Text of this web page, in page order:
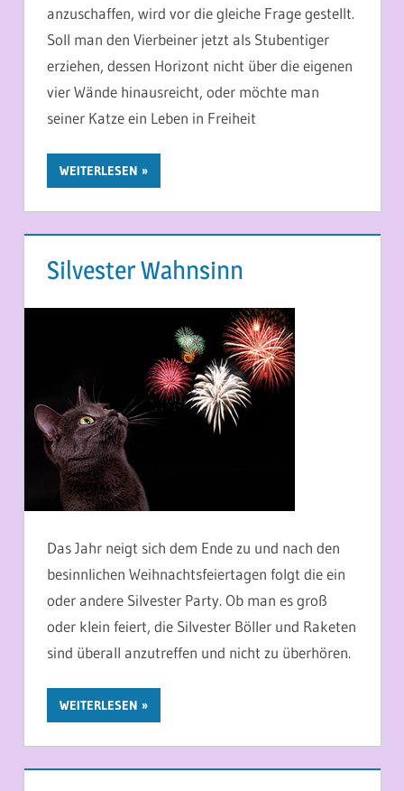
anzuschaffen, wird vor die gleiche Frage gestellt.
Soll man den Vierbeiner jetzt als Stubentiger
erziehen, dessen Horizont nicht über die eigenen
vier Wände hinausreicht, oder möchte man
seiner Katze ein Leben in Freiheit
WEITERLESEN
Silvester Wahnsinn
27. DEZEMBER 2015
MARTINA BERG
Das Jahr neigt sich dem Ende zu und nach den
besinnlichen Weihnachtsfeiertagen folgt die ein
oder andere Silvester Party. Ob man es groß
oder klein feiert, die Silvester Böller und Raketen
sind überall anzutreffen und nicht zu überhören.
WEITERLESEN